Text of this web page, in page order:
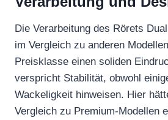
Die Verarbeitung des Rörets
im Vergleich zu anderen
Preisklasse einen soliden
verspricht Stabilität, obwohl
Wackeligkeit hinweisen. Hier
Vergleich zu Premium-Modellen